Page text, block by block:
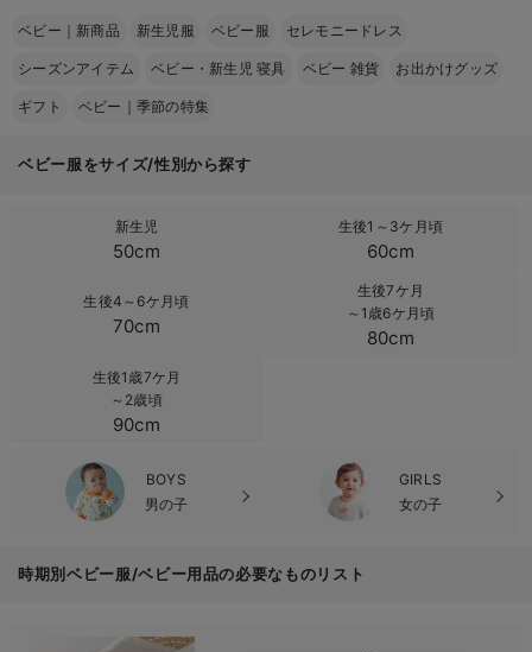
ベビー｜新商品 新生児服 ベビー服 セレモニードレス
シーズンアイテム ベビー・新生児 寝具 ベビー 雑貨 お出かけグッズ
ギフト ベビー｜季節の特集
ベビー服をサイズ/性別から探す
新生児
50cm
生後1～3ケ月頃
60cm
生後4～6ケ月頃
70cm
生後7ケ月
～1歳6ケ月頃
80cm
生後1歳7ケ月
～2歳頃
90cm
BOYS
男の子
GIRLS
女の子
時期別ベビー服/ベビー用品の必要なものリスト